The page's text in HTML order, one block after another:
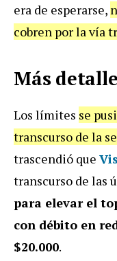
era de esperarse,
cobren por la vía
Más
Los límites se
transcurso de la
trascendió que
transcurso de las
para elevar el
con débito en
$20.000.